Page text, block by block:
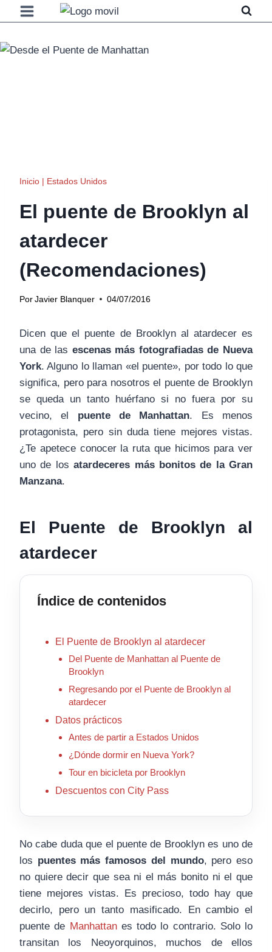
Saltar
al
contenido
Inicio | Estados Unidos
El puente de Brooklyn al
atardecer
(Recomendaciones)
Por Javier Blanquer 04/07/2016
Dicen que el puente de Brooklyn al atardecer es
una de las escenas más fotografiadas de Nueva
York. Alguno lo llaman «el puente», por todo lo que
significa, pero para nosotros el puente de Brooklyn
se queda un tanto huérfano si no fuera por su
vecino, el puente de Manhattan. Es menos
protagonista, pero sin duda tiene mejores vistas.
¿Te apetece conocer la ruta que hicimos para ver
uno de losatardeceres más bonitos de la Gran
Manzana.
El Puente de Brooklyn al
atardecer
Índice de contenidos
El Puente de Brooklyn al atardecer
Del Puente de Manhattan al Puente de
Brooklyn
Regresando por el Puente de Brooklyn al
atardecer
Datos prácticos
Antes de partir a Estados Unidos
¿Dónde dormir en Nueva York?
Tour en bicicleta por Brooklyn
Descuentos con City Pass
No cabe duda que el puente de Brooklyn es uno de
los puentes más famosos del mundo, pero eso
no quiere decir que sea ni el más bonito ni el que
tiene mejores vistas. Es precioso, todo hay que
decirlo, pero un tanto masificado. En cambio el
puente de Manhattanes todo lo contrario. Solo lo
transitan los Neoyorquinos, muchos de ellos